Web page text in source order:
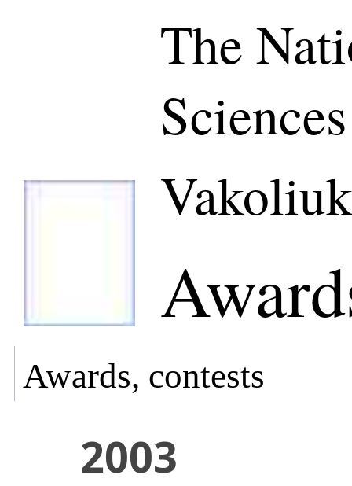
The
Awards, contests
2003